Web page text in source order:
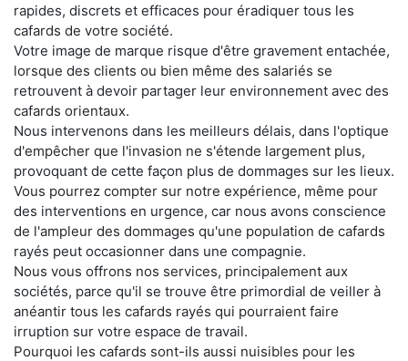
rapides, discrets et efficaces pour éradiquer tous les
cafards de votre société.
Votre image de marque risque d'être gravement entachée,
lorsque des clients ou bien même des salariés se
retrouvent à devoir partager leur environnement avec des
cafards orientaux.
Nous intervenons dans les meilleurs délais, dans l'optique
d'empêcher que l'invasion ne s'étende largement plus,
provoquant de cette façon plus de dommages sur les lieux.
Vous pourrez compter sur notre expérience, même pour
des interventions en urgence, car nous avons conscience
de l'ampleur des dommages qu'une population de cafards
rayés peut occasionner dans une compagnie.
Nous vous offrons nos services, principalement aux
sociétés, parce qu'il se trouve être primordial de veiller à
anéantir tous les cafards rayés qui pourraient faire
irruption sur votre espace de travail.
Pourquoi les cafards sont-ils aussi nuisibles pour les